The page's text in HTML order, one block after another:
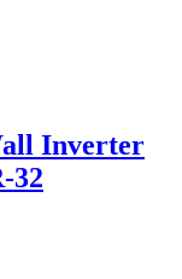
Inverter
32